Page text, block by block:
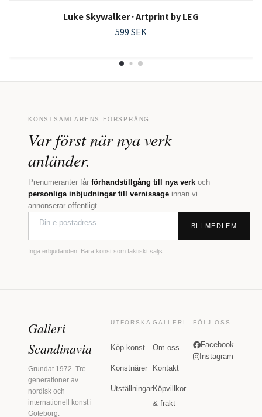
Luke Skywalker · Artprint by LEG
599 SEK
KONSTSAMLARENS FÖRSPRÅNG
Var först när nya verk
anländer.
Prenumeranter får förhandstillgång till nya verk och
personliga inbjudningar till vernissage innan vi
annonserar offentligt.
BLI MEDLEM
Inga erbjudanden. Bara konst som faktiskt säljs.
Galleri
Scandinavia
Grundat 1972. Tre
generationer av
nordisk och
internationell konst i
Göteborg.
UTFORSKA
Köp konst
Konstnärer
Utställningar
GALLERI
Om oss
Kontakt
Köpvillkor
& frakt
FÖLJ OSS
Facebook
Instagram